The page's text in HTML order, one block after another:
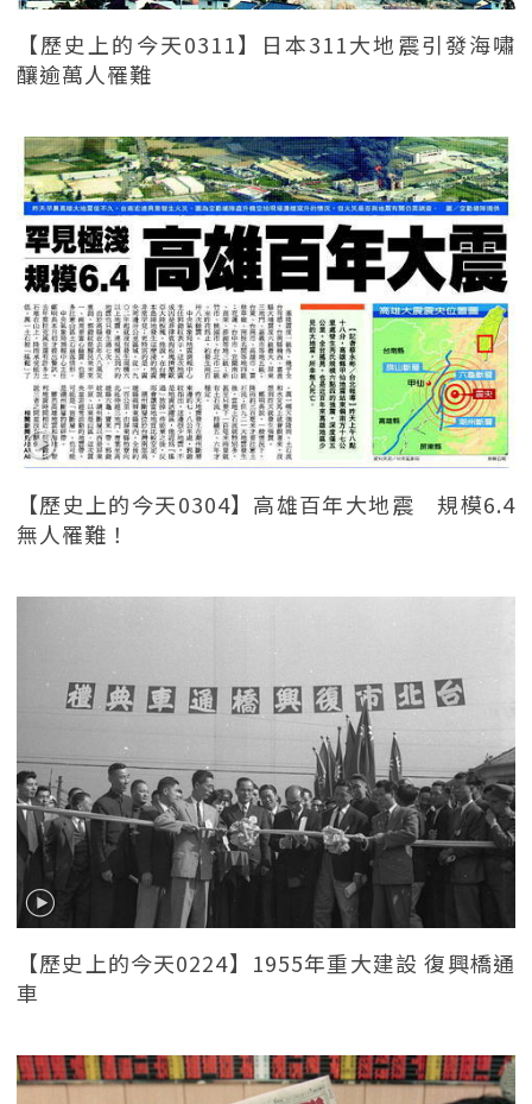
【歷史上的今天0311】日本311大地震引發海嘯
釀逾萬人罹難
【歷史上的今天0304】高雄百年大地震 規模6.4
無人罹難！
【歷史上的今天0224】1955年重大建設 復興橋通
車